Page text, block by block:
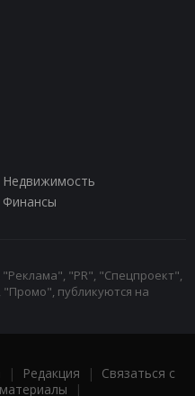
Недвижимость
Финансы
"PR", "Спецпроект",
публикуются на
| Редакция | Связаться с
|